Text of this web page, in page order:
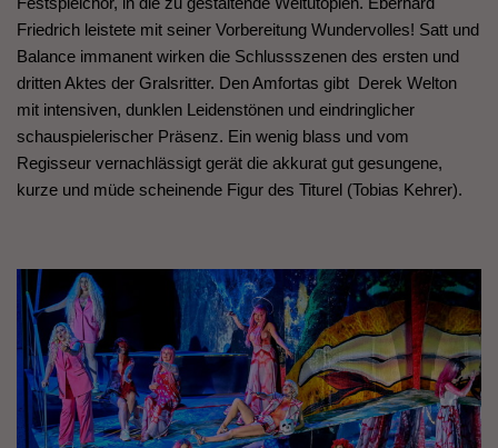
Friedrich leistete mit seiner Vorbereitung Wundervolles! Satt und
Balance immanent wirken die Schlussszenen des ersten und
dritten Aktes der Gralsritter. Den Amfortas gibt Derek Welton
mit intensiven, dunklen Leidenstönen und eindringlicher
schauspielerischer Präsenz. Ein wenig blass und vom
Regisseur vernachlässigt gerät die akkurat gut gesungene,
kurze und müde scheinende Figur des Titurel (Tobias Kehrer).